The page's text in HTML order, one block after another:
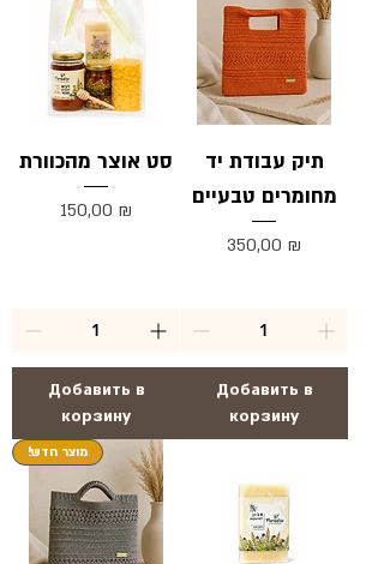
סט אוצר מהכוורת
Цена
150,00 ₪
Добавить в
корзину
תיק עבודת יד
מחומרים טבעיים
Цена
350,00 ₪
Добавить в
корзину
!מוצר חדש